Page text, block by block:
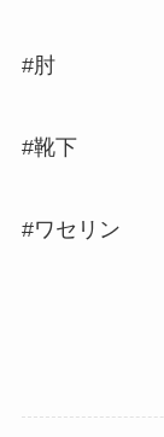
#肘
#靴下
#ワセリン